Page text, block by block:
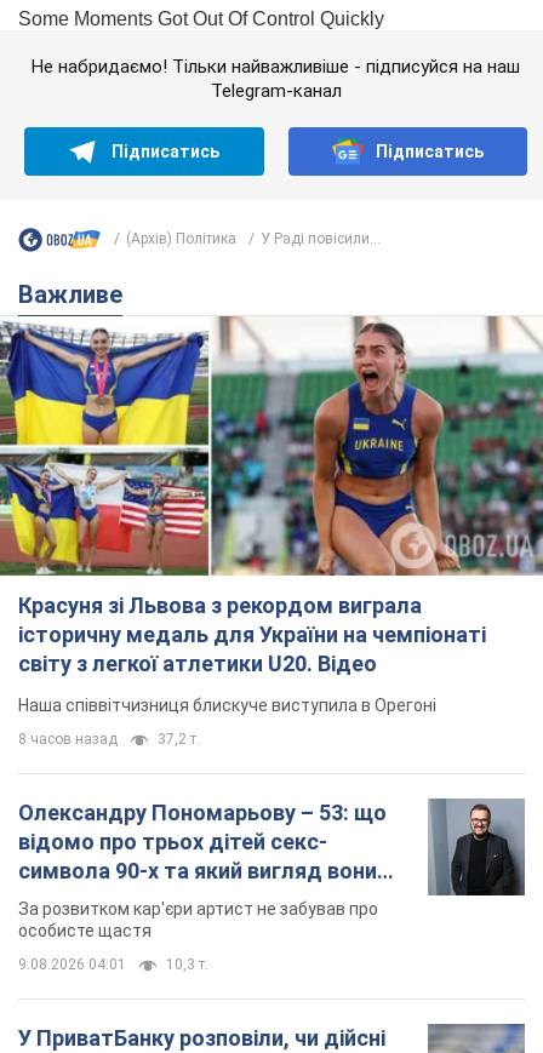
Не набридаємо! Тільки найважливіше - підписуйся на наш
Telegram-канал
Підписатись Підписатись
(Архів) Політика У Раді повісили...
Важливе
Красуня зі Львова з рекордом виграла
історичну медаль для України на чемпіонаті
світу з легкої атлетики U20. Відео
Наша співвітчизниця блискуче виступила в Орегоні
8 часов назад 37,2 т.
Олександру Пономарьову – 53: що
відомо про трьох дітей секс-
символа 90-х та який вигляд вони
мають
За розвитком кар'єри артист не забував про
особисте щастя
9.08.2026 04:01 10,3 т.
У ПриватБанку розповіли, чи дійсні